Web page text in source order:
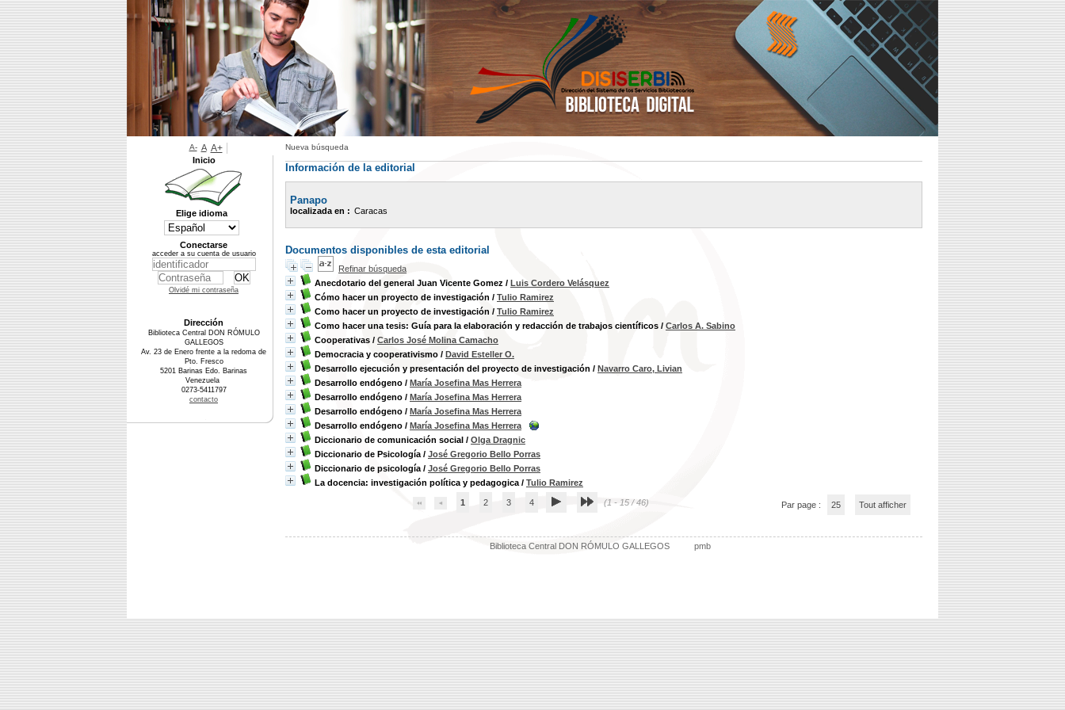
Nueva búsqueda
Información de la editorial
Panapo
localizada en : Caracas
Documentos disponibles de esta editorial
Refinar búsqueda
Anecdotario del general Juan Vicente Gomez / Luis Cordero Velásquez
Cómo hacer un proyecto de investigación / Tulio Ramirez
Como hacer un proyecto de investigación / Tulio Ramirez
Como hacer una tesis: Guía para la elaboración y redacción de trabajos científicos / Carlos A. Sabino
Cooperativas / Carlos José Molina Camacho
Democracia y cooperativismo / David Esteller O.
Desarrollo ejecución y presentación del proyecto de investigación / Navarro Caro, Livian
Desarrollo endógeno / María Josefina Mas Herrera
Desarrollo endógeno / María Josefina Mas Herrera
Desarrollo endógeno / María Josefina Mas Herrera
Desarrollo endógeno / María Josefina Mas Herrera
Diccionario de comunicación social / Olga Dragnic
Diccionario de Psicología / José Gregorio Bello Porras
Diccionario de psicología / José Gregorio Bello Porras
La docencia: investigación política y pedagogica / Tulio Ramirez
1 2 3 4 (1 - 15 / 46) Par page : 25 Tout afficher
Biblioteca Central DON RÓMULO GALLEGOS pmb
A- A A+
Inicio
Elige idioma
Conectarse
acceder a su cuenta de usuario
Olvidé mi contraseña
Dirección
Biblioteca Central DON RÓMULO
GALLEGOS
Av. 23 de Enero frente a la redoma de
Pto. Fresco
5201 Barinas Edo. Barinas
Venezuela
0273-5411797
contacto